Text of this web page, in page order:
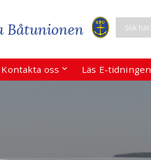
Kontakta oss Läs E-tidningen